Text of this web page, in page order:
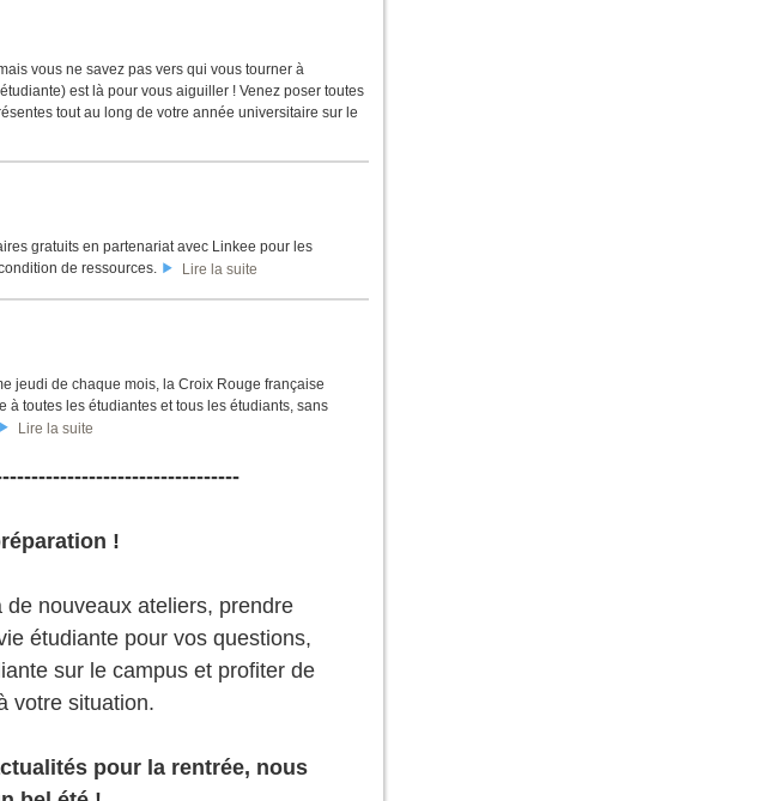
vous ne savez pas vers qui vous tourner à
est là pour vous aiguiller ! Venez poser toutes
tout au long de votre année universitaire sur le
gratuits en partenariat avec Linkee pour les
de ressources.
Lire la suite
jeudi de chaque mois, la Croix Rouge française
toutes les étudiantes et tous les étudiants, sans
Lire la suite
!
nouveaux ateliers, prendre
étudiante pour vos questions,
sur le campus et profiter de
votre situation.
pour la rentrée, nous